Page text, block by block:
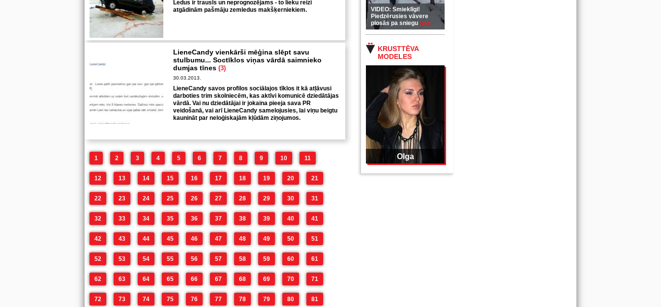
VIDEO: Smieklīgi!
Piedzērusies vāvere
plosās pa sniegu (255)
KRUSTTĒVA
MODELES
Olga
Ledus ir trausls un neprognozējams - to lieku reizi
atgādinām pašmāju zemledus makšķerniekiem.
LieneCandy vienkārši mēģina slēpt savu
stulbumu... Soctīklos viņas vārdā saimnieko
dumjas tīnes (3)
30.03.2013.
LieneCandy savos profilos sociālajos tīklos it kā atļāvusi
darboties trim skolniecēm, kas aktīvi komunicē dziedātājas
vārdā. Vai nu dziedātājai ir jokaina pieeja sava PR
veidošanā, vai arī LieneCandy samelojusies, lai viņu beigtu
kaunināt par neloģiskajām kļūdām ziņojumos.
1 2 3 4 5 6 7 8 9 10 11
12 13 14 15 16 17 18 19 20 21
22 23 24 25 26 27 28 29 30 31
32 33 34 35 36 37 38 39 40 41
42 43 44 45 46 47 48 49 50 51
52 53 54 55 56 57 58 59 60 61
62 63 64 65 66 67 68 69 70 71
72 73 74 75 76 77 78 79 80 81